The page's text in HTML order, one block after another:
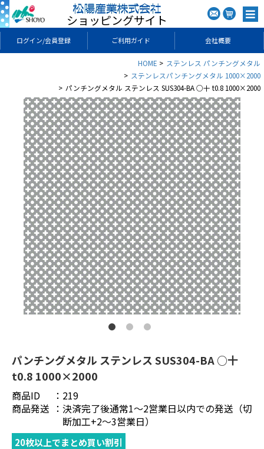
ショッピングサイト
ログイン/会員登録 ご利用ガイド 会社概要
HOME
ステンレス パンチングメタル
ステンレスパンチングメタル 1000×2000
パンチングメタル ステンレス SUS304-BA ○十 t0.8 1000×2000
パンチングメタル ステンレス SUS304-BA ○十
t0.8 1000×2000
商品ID ： 219
商品発送 ： 決済完了後通常1～2営業日以内での発送（切
断加工+2～3営業日）
20枚以上でまとめ買い割引